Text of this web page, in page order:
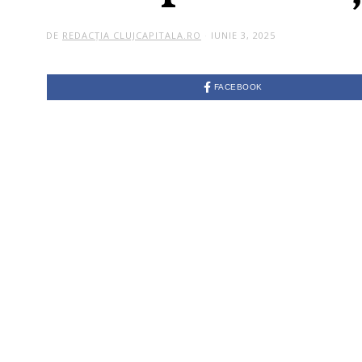
DE REDACȚIA CLUJCAPITALA.RO IUNIE 3, 2025
FACEBOOK